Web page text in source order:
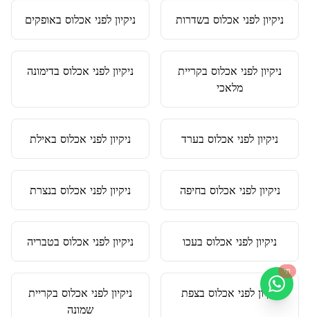
ניקיון לפני אכלוס בשדרות ניקיון לפני אכלוס באופקים
ניקיון לפני אכלוס בקריית
מלאכי
ניקיון לפני אכלוס בדימונה
ניקיון לפני אכלוס בערד ניקיון לפני אכלוס באילת
ניקיון לפני אכלוס בחיפה ניקיון לפני אכלוס בנצרת
ניקיון לפני אכלוס בעכו ניקיון לפני אכלוס בטבריה
ניקיון לפני אכלוס בצפת ניקיון לפני אכלוס בקריית
שמונה
חי